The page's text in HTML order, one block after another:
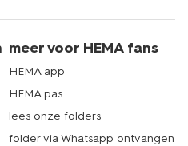
meer voor HEMA fans
HEMA app
HEMA pas
lees onze folders
folder via Whatsapp ontvangen